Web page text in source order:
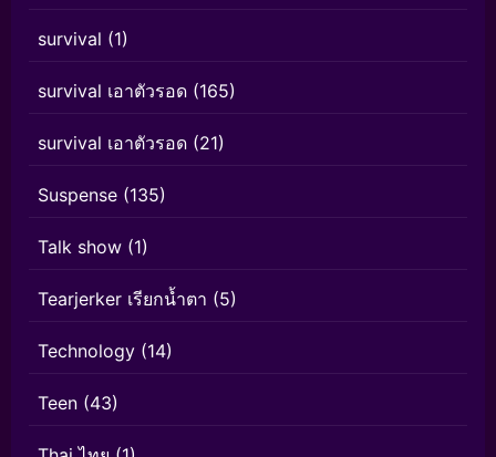
survival (1)
survival เอาตัวรอด (165)
survival เอาตัวรอด (21)
Suspense (135)
Talk show (1)
Tearjerker เรียกน้ำตา (5)
Technology (14)
Teen (43)